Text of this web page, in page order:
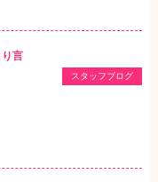
言
スタッフブログ